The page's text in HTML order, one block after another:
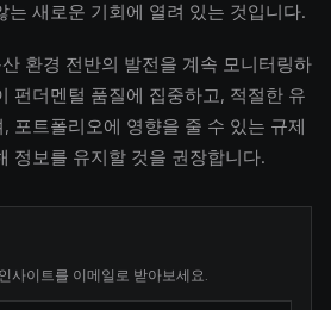
는 새로운 기회에 열려 있는 것입니다.
환경 전반의 발전을 계속 모니터링하
펀더멘털 품질에 집중하고, 적절한 유
포트폴리오에 영향을 줄 수 있는 규제
정보를 유지할 것을 권장합니다.
사이트를 이메일로 받아보세요.